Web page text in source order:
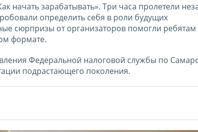
начать зарабатывать». Три часа пролетели
определить себя в роли будущих
сюрпризы от организаторов помогли ребятам
формате.
Федеральной налоговой службы по
подрастающего поколения.